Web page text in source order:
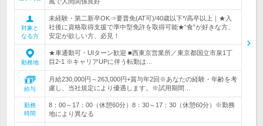
対象と
なる方
未経験・第二新卒OK⇒要普免(AT可)/40歳以下*/高卒以上｜★入
社後に資格取得支援で準中型免許を取得可能★“食”が好きな方、
安定が欲しい方、必見！
勤務地
★車通勤可・UIターン歓迎 ■西東京営業所／東京都国立市泉1丁
目2-1 ※キャリアUPに伴う転勤は…
給与
月給230,000円～263,000円+賞与年2回※あなたの経験・年齢を考
慮し、当社規定により優遇します。※試用期間…
勤務
時間
8：00～17：00（休憩60分）8：30～17：30（休憩60分）※勤務
地により異なる